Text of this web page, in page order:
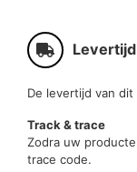
Levertijd
De levertijd van
Track & trace
Zodra uw
trace code.